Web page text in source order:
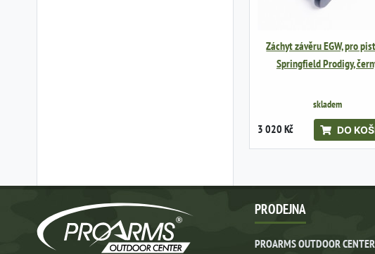
Záchyt závěru EGW, pro
Springfield Prodigy,
skladem
3 020 Kč DO
PRODEJNA
PROARMS OUTDOOR CENTER